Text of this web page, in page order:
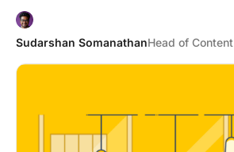
Sudarshan SomanathanHead of Content